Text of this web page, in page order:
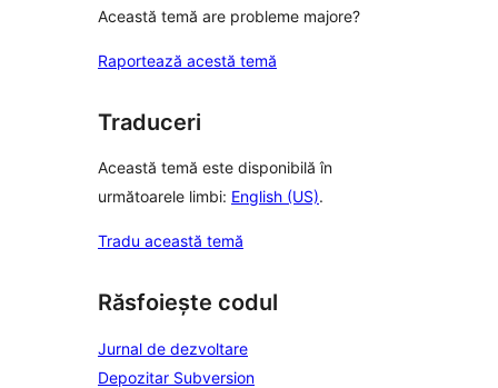
Această temă are probleme majore?
Raportează acestă temă
Traduceri
Această temă este disponibilă în
următoarele limbi: English (US).
Tradu această temă
Răsfoiește codul
Jurnal de dezvoltare
Depozitar Subversion